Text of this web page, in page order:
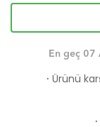
En geç 07
· Ürünü
·